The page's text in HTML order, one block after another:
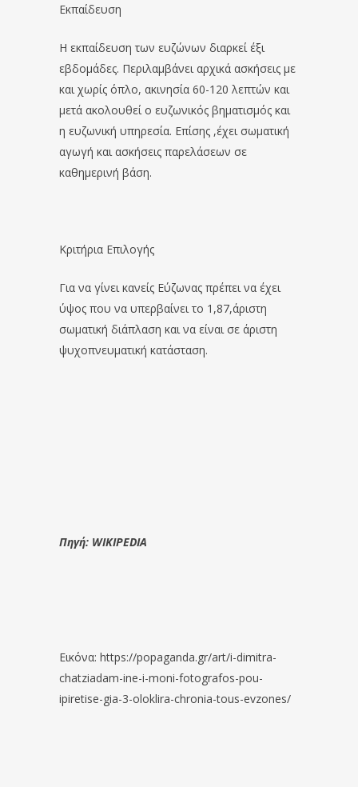
Εκπαίδευση
Η εκπαίδευση των ευζώνων διαρκεί έξι
εβδομάδες. Περιλαμβάνει αρχικά ασκήσεις με
και χωρίς όπλο, ακινησία 60-120 λεπτών και
μετά ακολουθεί ο ευζωνικός βηματισμός και
η ευζωνική υπηρεσία. Επίσης ,έχει σωματική
αγωγή και ασκήσεις παρελάσεων σε
καθημερινή βάση.
Κριτήρια Επιλογής
Για να γίνει κανείς Εύζωνας πρέπει να έχει
ύψος που να υπερβαίνει το 1,87,άριστη
σωματική διάπλαση και να είναι σε άριστη
ψυχοπνευματική κατάσταση.
Πηγή: WIKIPEDIA
Εικόνα: https://popaganda.gr/art/i-dimitra-
chatziadam-ine-i-moni-fotografos-pou-
ipiretise-gia-3-oloklira-chronia-tous-evzones/